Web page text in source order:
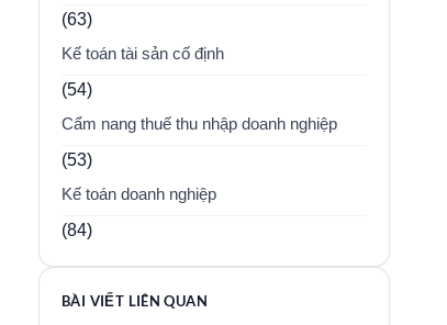
(63)
Kế toán tài sản cố định
(54)
Cẩm nang thuế thu nhập doanh nghiệp
(53)
Kế toán doanh nghiệp
(84)
BÀI VIẾT LIÊN QUAN